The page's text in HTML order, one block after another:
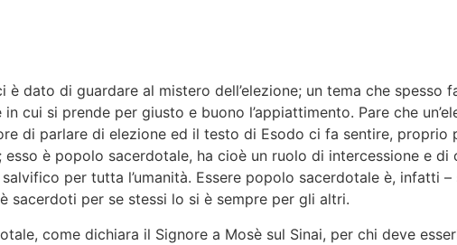
di guardare al mistero dell’elezione; un tema che spesso
in cui si prende per giusto e buono l’appiattimento. Pare che
di parlare di elezione ed il testo di Esodo ci fa sentire, proprio
è popolo sacerdotale, ha cioè un ruolo di intercessione e
per tutta l’umanità. Essere popolo sacerdotale è, infatti –
sacerdoti per se stessi lo si è sempre per gli altri.
dichiara il Signore a Mosè sul Sinai, per chi deve